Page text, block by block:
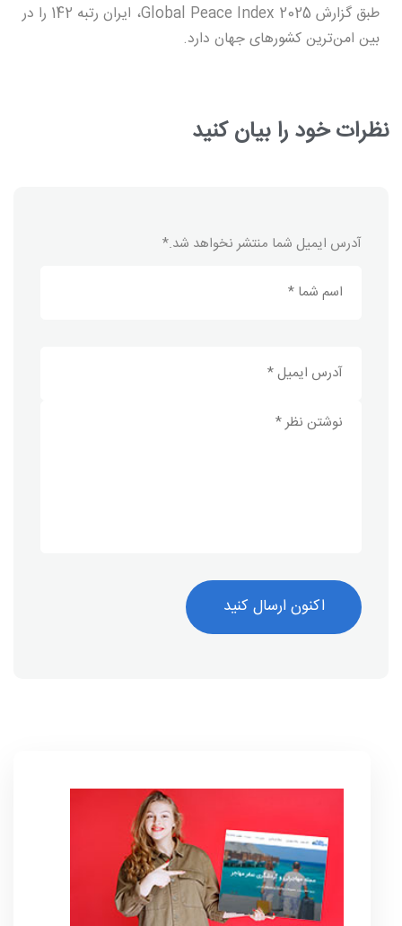
طبق گزارش Global Peace Index 2025، ایران رتبه 142 را در
بین امن‌ترین کشورهای جهان دارد.
نظرات خود را بیان کنید
آدرس ایمیل شما منتشر نخواهد شد.*
اکنون ارسال کنید